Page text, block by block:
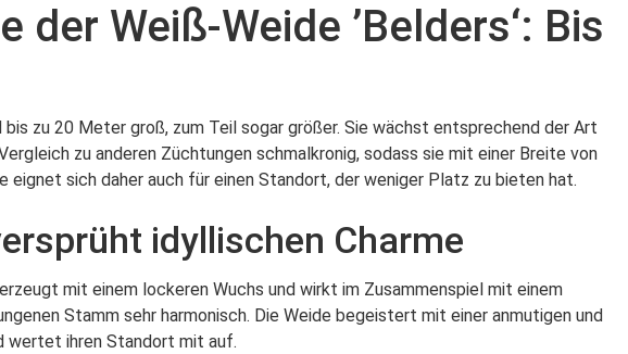
der Weiß-Weide ’Belders‘: Bis
bis zu 20 Meter groß, zum Teil sogar größer. Sie wächst entsprechend der Art
zu anderen Züchtungen schmalkronig, sodass sie mit einer Breite von
eignet sich daher auch für einen Standort, der weniger Platz zu bieten hat.
idyllischen Charme
mit einem lockeren Wuchs und wirkt im Zusammenspiel mit einem
Stamm sehr harmonisch. Die Weide begeistert mit einer anmutigen und
wertet ihren Standort mit auf.